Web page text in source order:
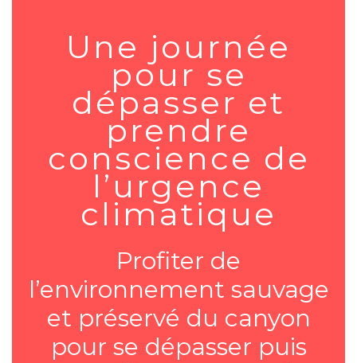
Une journée
pour se
dépasser et
prendre
conscience de
l’urgence
climatique
Profiter de
l’environnement sauvage
et préservé du canyon
pour se dépasser puis